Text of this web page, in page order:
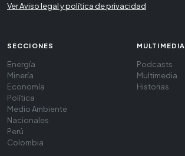
Ver Aviso legal y política de privacidad
SECCIONES
Energía
Minería
Economía
Política
Medio Ambiente
Nacionales
Perú
Colombia
MULTIMEDIA
Podcasts
Multimedia
Historias